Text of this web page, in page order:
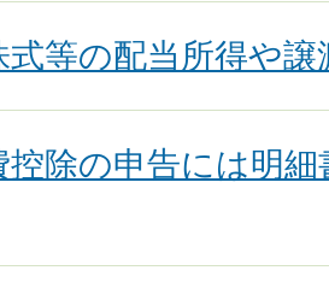
式等の配当所得や
控除の申告には明